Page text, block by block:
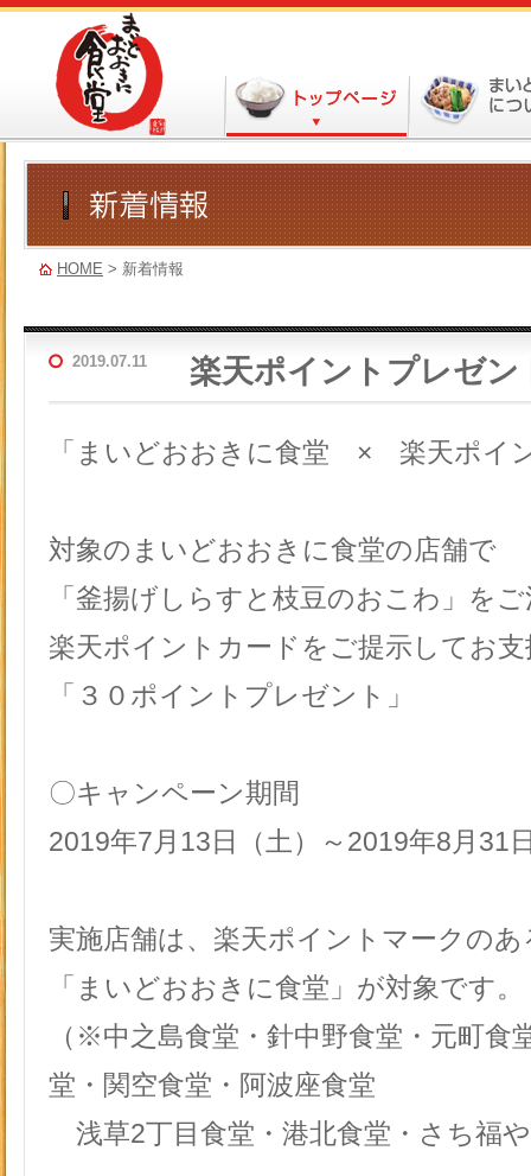
HOME > 新着情報
2019.07.11 楽天ポイントプレゼ
「まいどおおきに食堂 × 楽天ポイ
対象のまいどおおきに食堂の店舗で
「釜揚げしらすと枝豆のおこわ」を
楽天ポイントカードをご提示してお
「３０ポイントプレゼント」
〇キャンペーン期間
2019年7月13日（土）～2019年8月31
実施店舗は、楽天ポイントマークのあ
「まいどおおきに食堂」が対象です。
（※中之島食堂・針中野食堂・元町
堂・関空食堂・阿波座食堂
浅草2丁目食堂・港北食堂・さち福